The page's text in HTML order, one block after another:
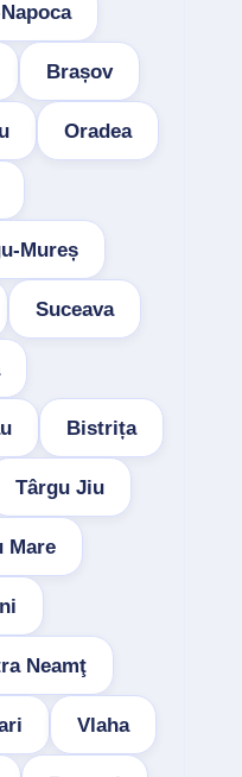
Brașov
Oradea
Mureș
Suceava
Bistrița
Târgu Jiu
Mare
Neamţ
Vlaha